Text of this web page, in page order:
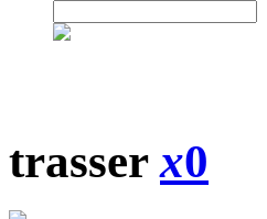
trasserx0